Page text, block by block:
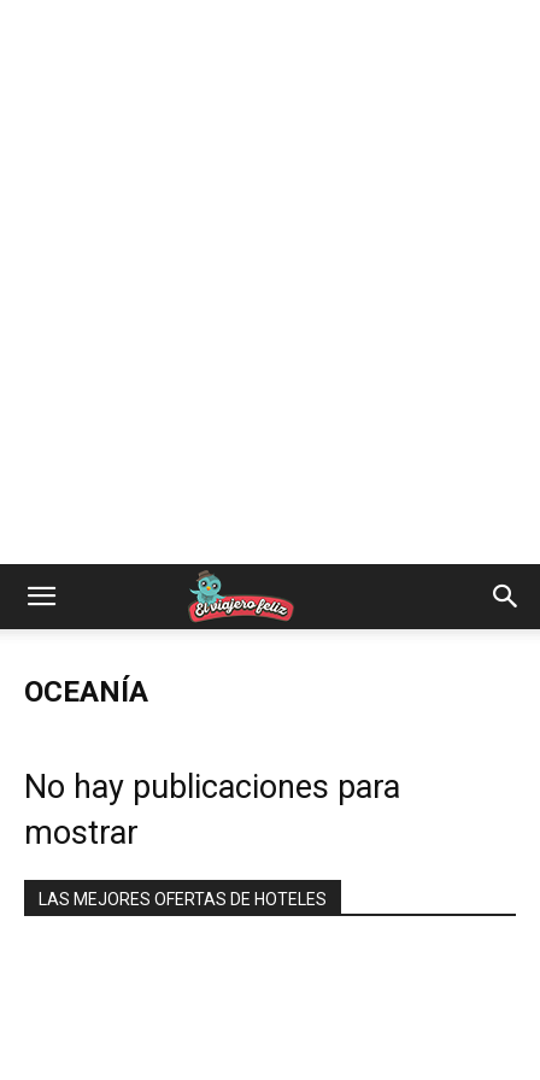
OCEANÍA
No hay publicaciones para
mostrar
LAS MEJORES OFERTAS DE HOTELES